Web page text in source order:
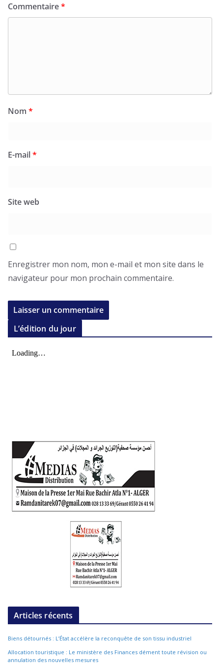
Commentaire*
Nom *
E-mail*
Site web
Enregistrer mon nom, mon e-mail et mon site dans le
navigateur pour mon prochain commentaire.
L’édition du jour
Articles récents
Biens détournés : L’État accélère la reconquête de son tissu industriel
Allocation touristique : Le ministère des Finances dément toute révision ou
annulation des nouvelles mesures